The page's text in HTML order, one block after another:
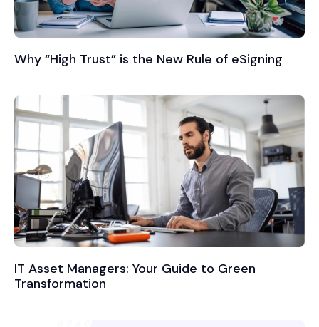
Why “High Trust” is the New Rule of eSigning
IT Asset Managers: Your Guide to Green
Transformation